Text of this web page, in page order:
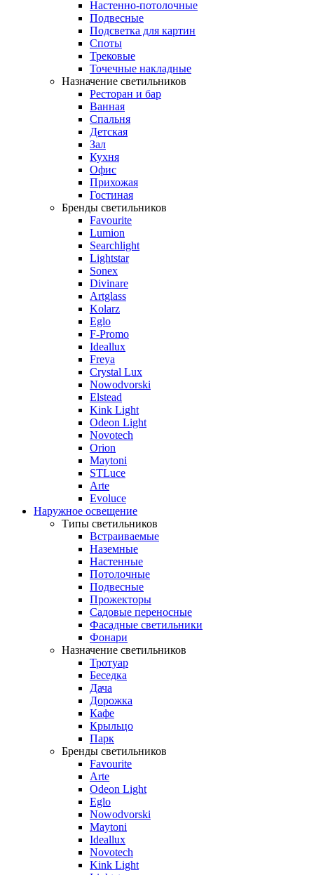
Настенно-потолочные
Подвесные
Подсветка для картин
Споты
Трековые
Точечные накладные
Назначение светильников
Ресторан и бар
Ванная
Спальня
Детская
Зал
Кухня
Офис
Прихожая
Гостиная
Бренды светильников
Favourite
Lumion
Searchlight
Lightstar
Sonex
Divinare
Artglass
Kolarz
Eglo
F-Promo
Ideallux
Freya
Crystal Lux
Nowodvorski
Elstead
Kink Light
Odeon Light
Novotech
Orion
Maytoni
STLuce
Arte
Evoluce
Наружное освещение
Типы светильников
Встраиваемые
Наземные
Настенные
Потолочные
Подвесные
Прожекторы
Садовые переносные
Фасадные светильники
Фонари
Назначение светильников
Тротуар
Беседка
Дача
Дорожка
Кафе
Крыльцо
Парк
Бренды светильников
Favourite
Arte
Odeon Light
Eglo
Nowodvorski
Maytoni
Ideallux
Novotech
Kink Light